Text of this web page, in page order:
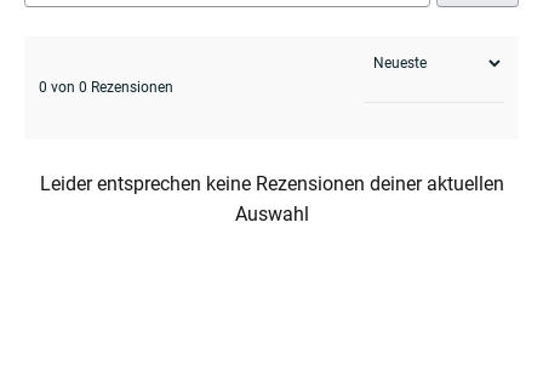
0 von 0 Rezensionen
Leider entsprechen keine Rezensionen deiner aktuellen
Auswahl